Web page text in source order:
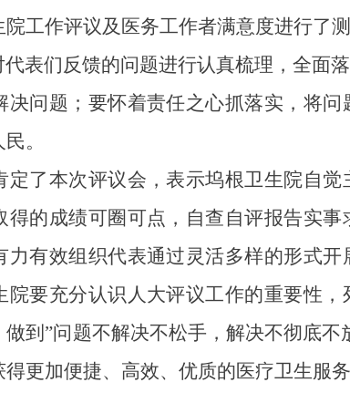
院工作评议及 医务工作者满意度进行了
代表们反馈的问题进行认真梳理，全面
决问题；要怀着责任之心抓落实，将
。
定了本次评议会，表示坞根卫生院自
得的成绩可圈可点，自查自评报告实事
力有效组织代表通过灵活多样的形式
院要充分认识人大评议工作的重要性
到 ”问题不解决不松手，解决不彻底不
得更加便捷、高效、优质的医疗卫生服务